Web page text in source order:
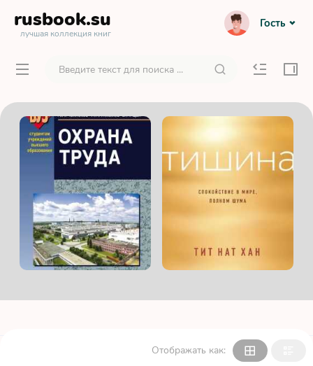
rusbook.su
лучшая коллекция книг
Гость
Отображать как: